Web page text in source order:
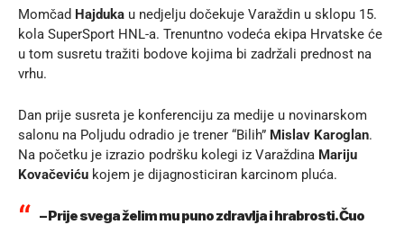
Momčad Hajduka u nedjelju dočekuje Varaždin u sklopu 15.
kola SuperSport HNL-a. Trenuntno vodeća ekipa Hrvatske će
u tom susretu tražiti bodove kojima bi zadržali prednost na
vrhu.
Dan prije susreta je konferenciju za medije u novinarskom
salonu na Poljudu odradio je trener “Bilih” Mislav Karoglan.
Na početku je izrazio podršku kolegi iz Varaždina Mariju
Kovačeviću kojem je dijagnosticiran karcinom pluća.
– Prije svega želim mu puno zdravlja i hrabrosti. Čuo